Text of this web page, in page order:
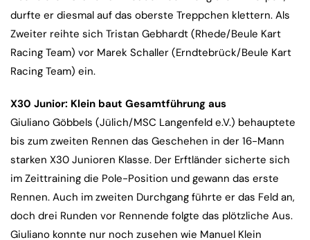
durfte er diesmal auf das oberste Treppchen klettern. Als
Zweiter reihte sich Tristan Gebhardt (Rhede/Beule Kart
Racing Team) vor Marek Schaller (Erndtebrück/Beule Kart
Racing Team) ein.
X30 Junior: Klein baut Gesamtführung aus
Giuliano Göbbels (Jülich/MSC Langenfeld e.V.) behauptete
bis zum zweiten Rennen das Geschehen in der 16-Mann
starken X30 Junioren Klasse. Der Erftländer sicherte sich
im Zeittraining die Pole-Position und gewann das erste
Rennen. Auch im zweiten Durchgang führte er das Feld an,
doch drei Runden vor Rennende folgte das plötzliche Aus.
Giuliano konnte nur noch zusehen wie Manuel Klein